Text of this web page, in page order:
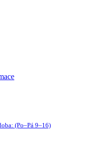
(Po–Pá 9–16)